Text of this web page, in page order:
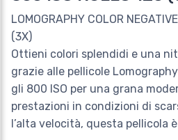
LOMOGRAPHY COLOR
(3X)
Ottieni colori splendidi e una
grazie alle pellicole
gli 800 ISO per una grana
prestazioni in condizioni di
l’alta velocità, questa pellicola